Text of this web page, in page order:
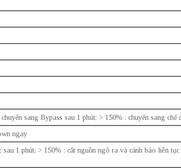
sang Bypass sau 1 phút; > 150% : chuyển sang chế
ngay
1 phút; > 150% : cắt nguồn ngõ ra và cảnh báo liên